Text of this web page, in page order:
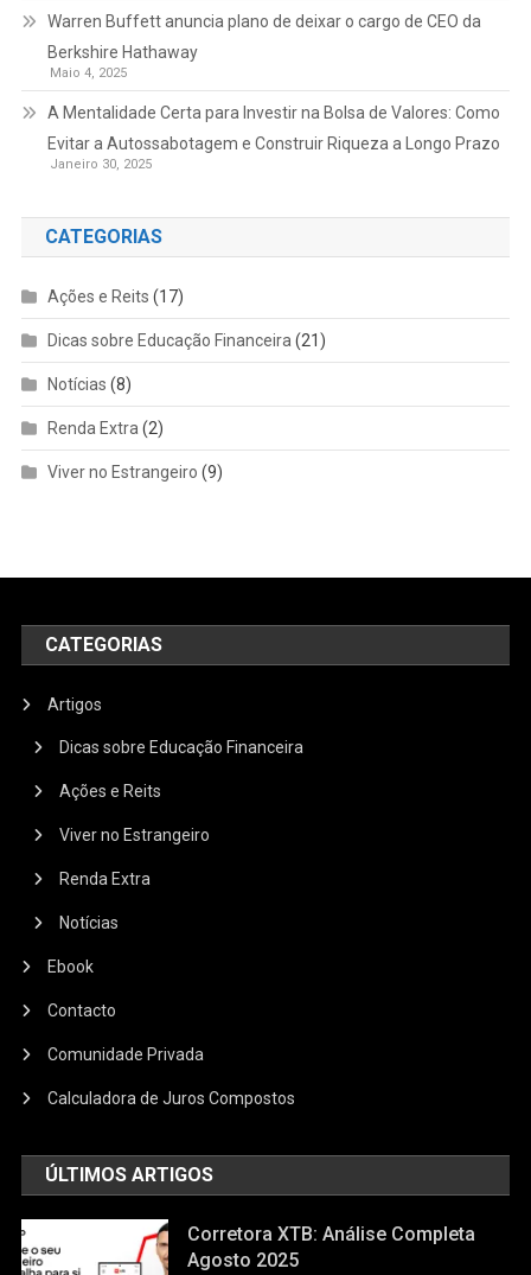
Warren Buffett anuncia plano de deixar o cargo de CEO da
Berkshire Hathaway
Maio 4, 2025
A Mentalidade Certa para Investir na Bolsa de Valores: Como
Evitar a Autossabotagem e Construir Riqueza a Longo Prazo
Janeiro 30, 2025
CATEGORIAS
Ações e Reits (17)
Dicas sobre Educação Financeira (21)
Notícias (8)
Renda Extra (2)
Viver no Estrangeiro (9)
CATEGORIAS
Artigos
Dicas sobre Educação Financeira
Ações e Reits
Viver no Estrangeiro
Renda Extra
Notícias
Ebook
Contacto
Comunidade Privada
Calculadora de Juros Compostos
ÚLTIMOS ARTIGOS
Corretora XTB: Análise Completa
Agosto 2025